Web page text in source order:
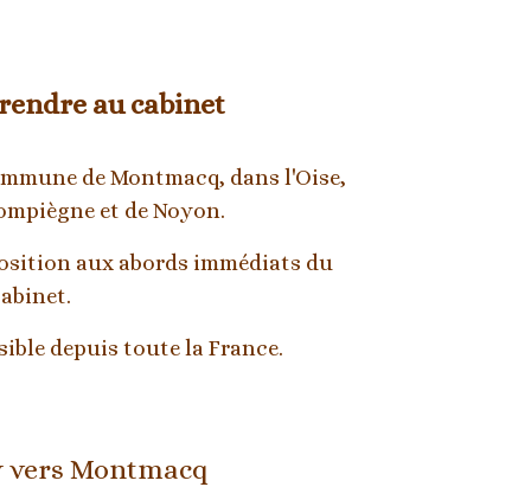
au cabinet
de Montmacq, dans l'Oise,
et de Noyon.
aux abords immédiats du
depuis toute la France.
vers Montmacq